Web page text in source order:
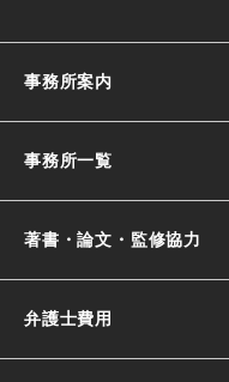
事務所案内
事務所一覧
著書・論文・監修協力
弁護士費用